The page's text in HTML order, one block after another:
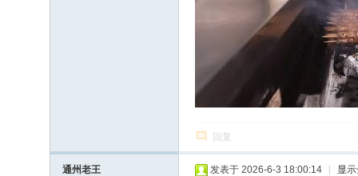
回复
通州老王 发表于 2026-6-3 18:00:14 显